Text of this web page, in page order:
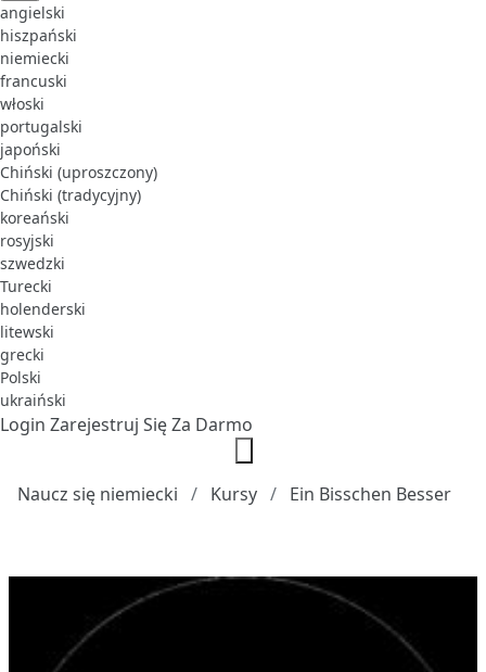
angielski
hiszpański
niemiecki
francuski
włoski
portugalski
japoński
Chiński (uproszczony)
Chiński (tradycyjny)
koreański
rosyjski
szwedzki
Turecki
holenderski
litewski
grecki
Polski
ukraiński
Login Zarejestruj Się Za Darmo
Naucz się niemiecki Kursy Ein Bisschen Besser